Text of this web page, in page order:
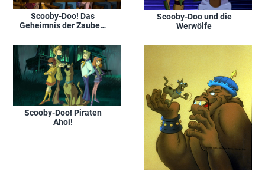
Scooby-Doo! Das
Geheimnis der Zauber-
Scooby-Doo und die
Werwölfe
Scooby-Doo! Piraten
Ahoi!